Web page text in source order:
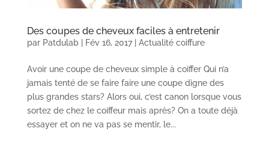
Des coupes de cheveux faciles à entretenir
par Patdulab| Fév 16, 2017| Actualité coiffure
Avoir une coupe de cheveux simple à coiffer Qui n’a
jamais tenté de se faire faire une coupe digne des
plus grandes stars? Alors oui, c’est canon lorsque vous
sortez de chez le coiffeur mais après? On a toute déjà
essayer et on ne va pas se mentir, le...